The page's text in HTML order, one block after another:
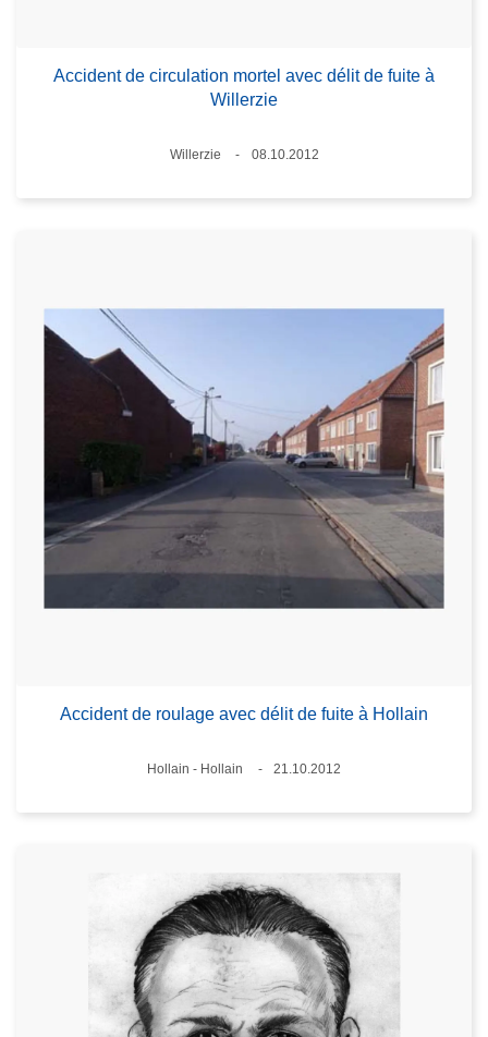
Accident de circulation mortel avec délit de fuite à
Willerzie
Standort
Willerzie
08.10.2012
Accident de roulage avec délit de fuite à Hollain
Standort
Hollain - Hollain
21.10.2012